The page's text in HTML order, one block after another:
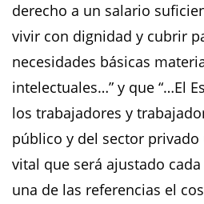
derecho a un salario
vivir con dignidad y cubrir
necesidades básicas
intelectuales…” y que “…El
los trabajadores y
público y del sector
vital que será ajustado
una de las referencias el